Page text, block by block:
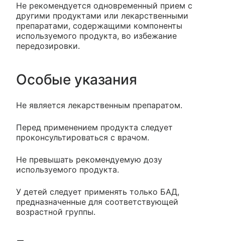
Не рекомендуется одновременный прием с
другими продуктами или лекарственными
препаратами, содержащими компоненты
используемого продукта, во избежание
передозировки.
Особые указания
Не является лекарственным препаратом.
Перед применением продукта следует
проконсультироваться с врачом.
Не превышать рекомендуемую дозу
используемого продукта.
У детей следует применять только БАД,
предназначенные для соответствующей
возрастной группы.